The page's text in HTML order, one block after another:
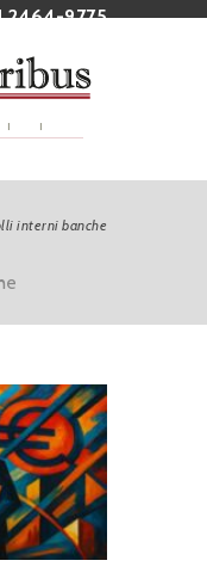
2464-9775
I
interni banche